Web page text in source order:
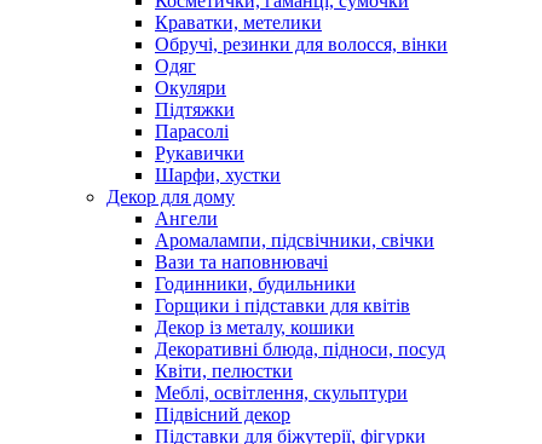
Краватки, метелики
Обручі, резинки для волосся, вінки
Одяг
Окуляри
Підтяжки
Парасолі
Рукавички
Шарфи, хустки
Декор для дому
Ангели
Аромалампи, підсвічники, свічки
Вази та наповнювачі
Годинники, будильники
Горщики і підставки для квітів
Декор із металу, кошики
Декоративні блюда, підноси, посуд
Квіти, пелюстки
Меблі, освітлення, скульптури
Підвісний декор
Підставки для біжутерії, фігурки